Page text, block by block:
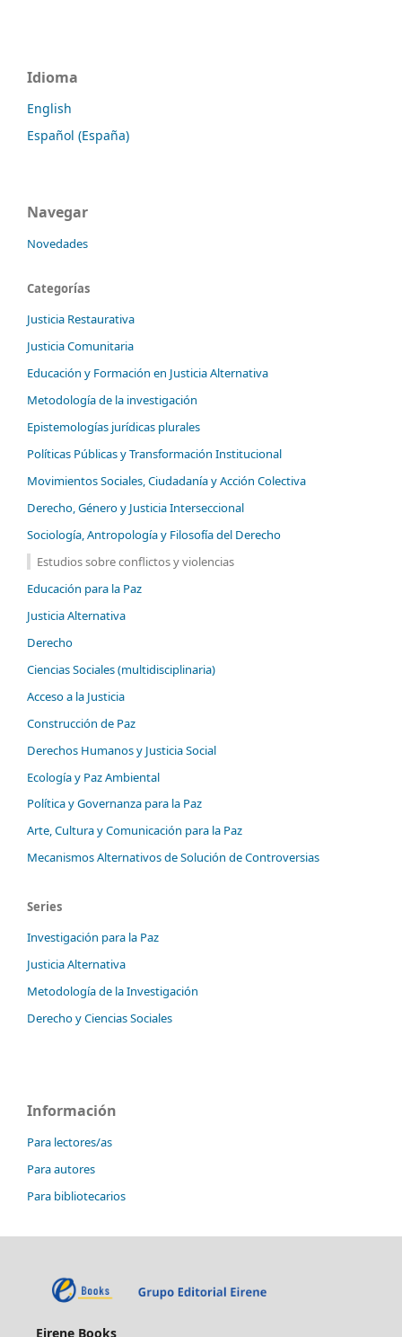
Idioma
English
Español (España)
Navegar
Novedades
Categorías
Justicia Restaurativa
Justicia Comunitaria
Educación y Formación en Justicia Alternativa
Metodología de la investigación
Epistemologías jurídicas plurales
Políticas Públicas y Transformación Institucional
Movimientos Sociales, Ciudadanía y Acción Colectiva
Derecho, Género y Justicia Interseccional
Sociología, Antropología y Filosofía del Derecho
Estudios sobre conflictos y violencias
Educación para la Paz
Justicia Alternativa
Derecho
Ciencias Sociales (multidisciplinaria)
Acceso a la Justicia
Construcción de Paz
Derechos Humanos y Justicia Social
Ecología y Paz Ambiental
Política y Governanza para la Paz
Arte, Cultura y Comunicación para la Paz
Mecanismos Alternativos de Solución de Controversias
Series
Investigación para la Paz
Justicia Alternativa
Metodología de la Investigación
Derecho y Ciencias Sociales
Información
Para lectores/as
Para autores
Para bibliotecarios
Eirene Books